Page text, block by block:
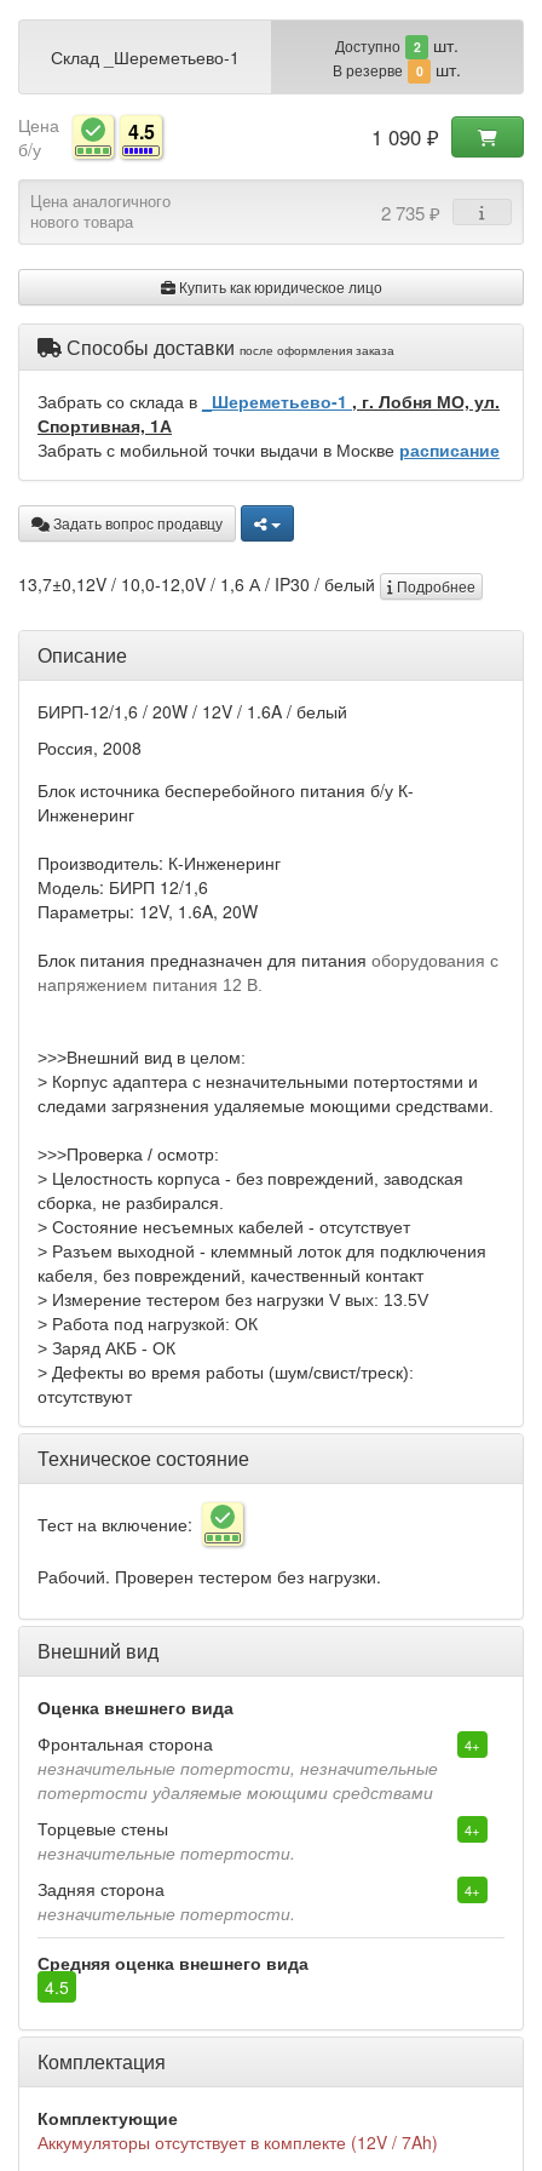
Склад _Шереметьево-1 Доступно 2 шт.
В резерве 0 шт.
Цена
б/у
4.5 1 090 ₽
Цена аналогичного
нового товара
2 735 ₽
Купить как юридическое лицо
Способы доставки после оформления заказа
Забрать со склада в _Шереметьево-1 , г. Лобня МО, ул.
Спортивная, 1А
Забрать с мобильной точки выдачи в Москве расписание
Задать вопрос продавцу
13,7±0,12V / 10,0-12,0V / 1,6 А / IP30 / белый Подробнее
Описание
БИРП-12/1,6 / 20W / 12V / 1.6A / белый
Россия, 2008
Блок источника бесперебойного питания б/у К-
Инженеринг
Производитель: К-Инженеринг
Модель: БИРП 12/1,6
Параметры: 12V, 1.6A, 20W
Блок питания предназначен для питания оборудования с
напряжением питания 12 В.
>>>Внешний вид в целом:
> Корпус адаптера с незначительными потертостями и
следами загрязнения удаляемые моющими средствами.
>>>Проверка / осмотр:
> Целостность корпуса - без повреждений, заводская
сборка, не разбирался.
> Состояние несъемных кабелей - отсутствует
> Разъем выходной - клеммный лоток для подключения
кабеля, без повреждений, качественный контакт
> Измерение тестером без нагрузки V вых: 13.5V
> Работа под нагрузкой: ОК
> Заряд АКБ - ОК
> Дефекты во время работы (шум/свист/треск):
отсутствуют
Техническое состояние
Тест на включение:
Рабочий. Проверен тестером без нагрузки.
Внешний вид
Оценка внешнего вида
Фронтальная сторона
4+
незначительные потертости, незначительные
потертости удаляемые моющими средствами
Торцевые стены
4+
незначительные потертости.
Задняя сторона
4+
незначительные потертости.
Средняя оценка внешнего вида
4.5
Комплектация
Комплектующие
Аккумуляторы отсутствует в комплекте (12V / 7Ah)